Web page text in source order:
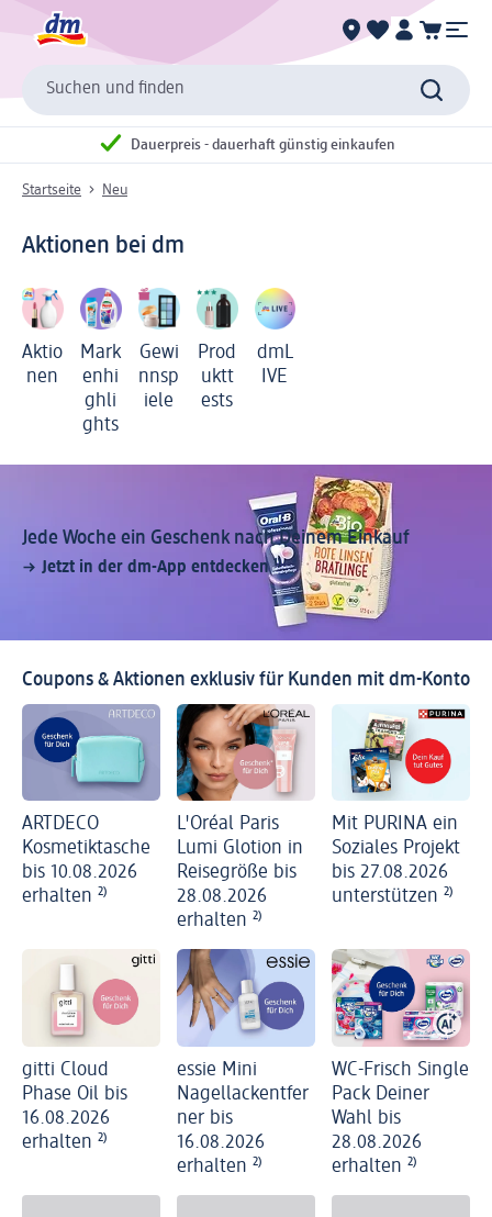
Suchen und finden
Dauerpreis - dauerhaft günstig einkaufen
Startseite Neu
Aktionen bei dm
Aktio
nen
Mark
enhi
ghli
ghts
Gewi
nnsp
iele
Prod
uktt
ests
dmL
IVE
Jede Woche ein Geschenk nach Deinem Einkauf
Jetzt in der dm-App entdecken¹⁾
Coupons & Aktionen exklusiv für Kunden mit dm-Konto
ARTDECO
Kosmetiktasche
bis 10.08.2026
erhalten ²⁾
L'Oréal Paris
Lumi Glotion in
Reisegröße bis
28.08.2026
erhalten ²⁾
Mit PURINA ein
Soziales Projekt
bis 27.08.2026
unterstützen ²⁾
gitti Cloud
Phase Oil bis
16.08.2026
erhalten ²⁾
essie Mini
Nagellackentfer
ner bis
16.08.2026
erhalten ²⁾
WC-Frisch Single
Pack Deiner
Wahl bis
28.08.2026
erhalten ²⁾